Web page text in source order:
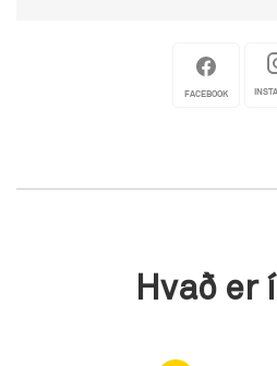
FACEBOOK
Hvað er